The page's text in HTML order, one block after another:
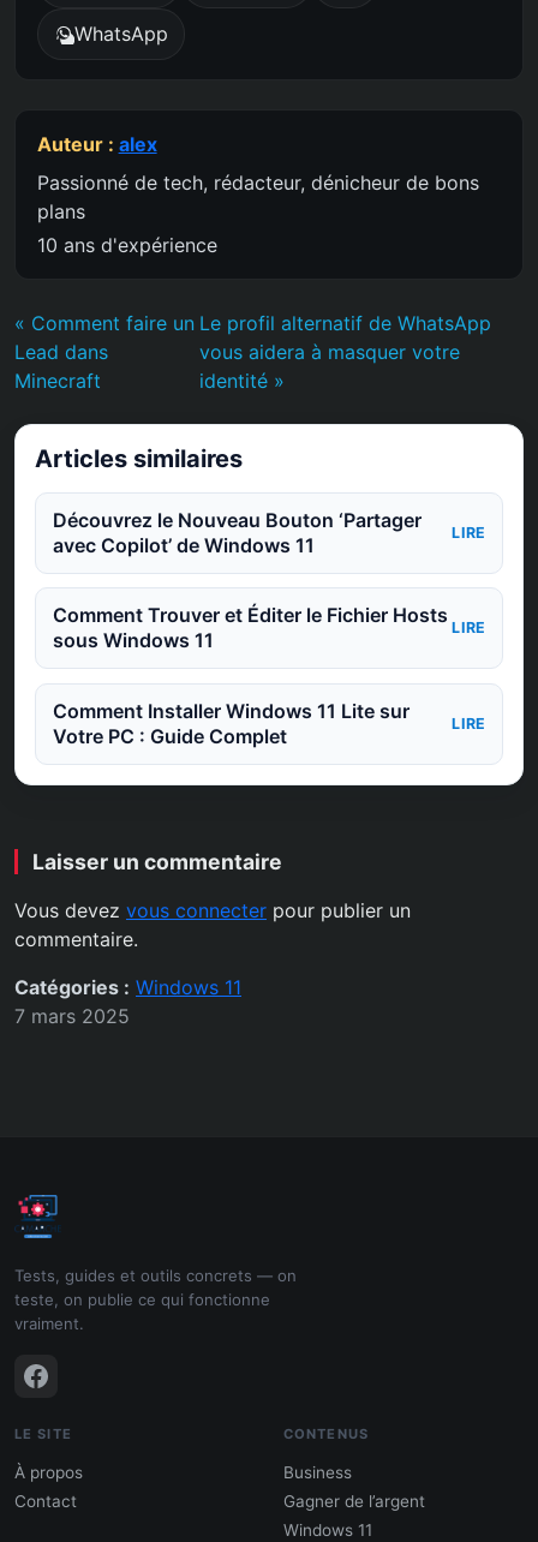
WhatsApp
Auteur : alex
Passionné de tech, rédacteur, dénicheur de bons
plans
10 ans d'expérience
« Comment faire un
Lead dans
Minecraft
Le profil alternatif de WhatsApp
vous aidera à masquer votre
identité »
Articles similaires
Découvrez le Nouveau Bouton ‘Partager
avec Copilot’ de Windows 11
LIRE
Comment Trouver et Éditer le Fichier Hosts
sous Windows 11
LIRE
Comment Installer Windows 11 Lite sur
Votre PC : Guide Complet
LIRE
Laisser un commentaire
Vous devez vous connecter pour publier un
commentaire.
Catégories : Windows 11
7 mars 2025
Tests, guides et outils concrets — on
teste, on publie ce qui fonctionne
vraiment.
LE SITE
À propos
Contact
CONTENUS
Business
Gagner de l’argent
Windows 11